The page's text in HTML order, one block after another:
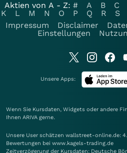
Aktien von A - Z: # A B C
K
L M N O P Q R S
Impressum
Disclaimer
Einstellungen
Unsere Apps:
Wenn Sie Kursdaten, Widgets oder andere
Ihnen ARIVA gerne.
Unsere User schätzen wallstreet-online.de:
Bewertungen bei www.kagels-trading.de
Zeitverzögerung der Kursdaten: Deutsche